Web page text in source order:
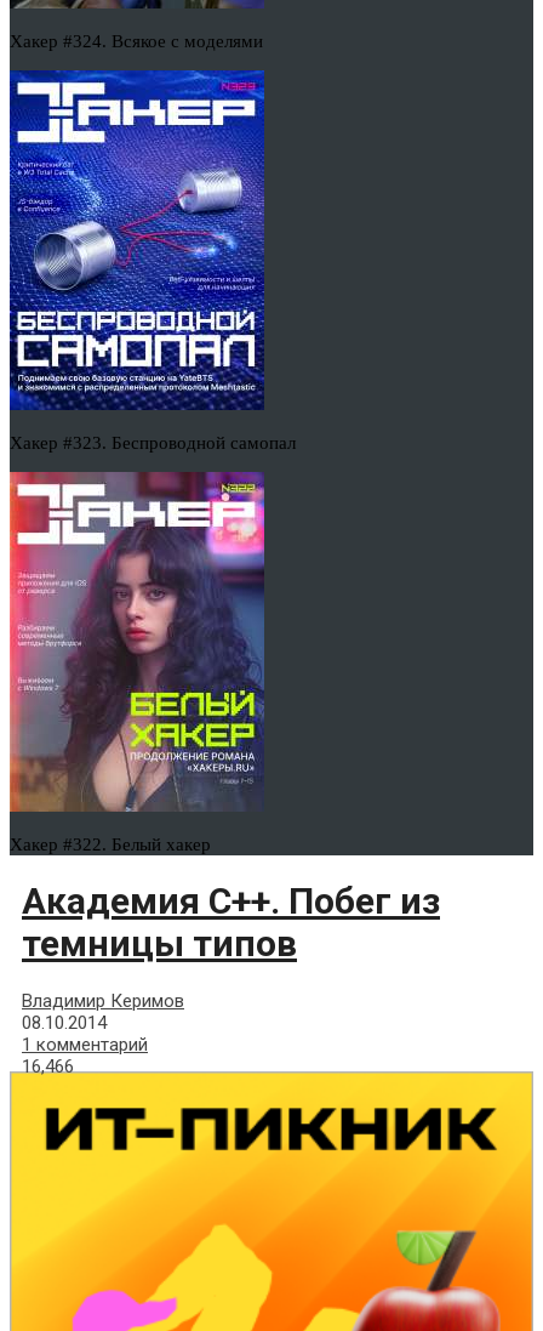
Хакер #324. Всякое с моделями
Хакер #323. Беспроводной самопал
Хакер #322. Белый хакер
Академия С++. Побег из
темницы типов
Владимир Керимов
08.10.2014
1 комментарий
16,466